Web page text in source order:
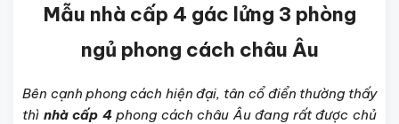
Mẫu nhà cấp 4 gác lửng 3 phòng
ngủ phong cách châu Âu
Bên cạnh phong cách hiện đại, tân cổ điển thường thấy
thì nhà cấp 4phong cách châu Âu đang rất được chủ